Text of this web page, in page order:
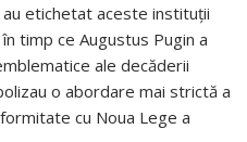
au etichetat aceste instituții
în timp ce Augustus Pugin a
ale decăderii
o abordare mai strictă a
cu Noua Lege a